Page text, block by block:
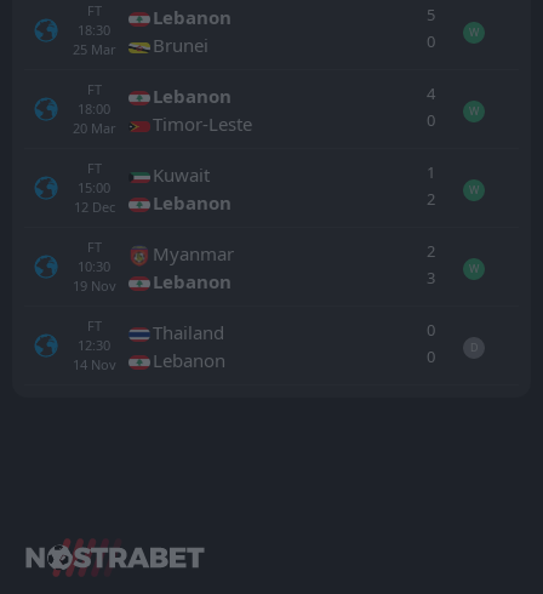
FT
18:30
25 Mar
Lebanon
Brunei
5
0
W
FT
18:00
20 Mar
Lebanon
Timor-Leste
4
0
W
FT
15:00
12 Dec
Kuwait
Lebanon
1
2
W
FT
10:30
19 Nov
Myanmar
Lebanon
2
3
W
FT
12:30
14 Nov
Thailand
Lebanon
0
0
D
FT